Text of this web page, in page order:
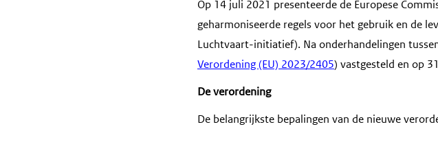
Op 14 juli 2021 presenteerde de Europese
geharmoniseerde regels voor het gebruik en de
Luchtvaart-initiatief). Na onderhandelingen
Verordening (EU) 2023/2405) vastgesteld en op
De verordening
De belangrijkste bepalingen van de nieuwe